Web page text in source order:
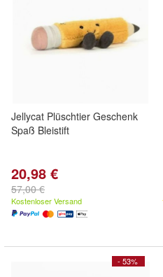
Jellycat Plüschtier Geschenk
Spaß Bleistift
20,98 €
57,00 €
Kostenloser Versand
- 53%